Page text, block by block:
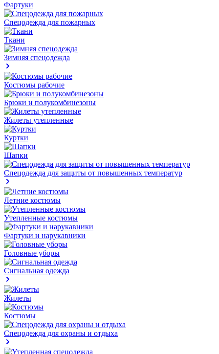
Фартуки
Спецодежда для пожарных
Ткани
Зимняя спецодежда
Костюмы рабочие
Брюки и полукомбинезоны
Жилеты утепленные
Куртки
Шапки
Спецодежда для защиты от повышенных температур
Летние костюмы
Утепленные костюмы
Фартуки и нарукавники
Головные уборы
Сигнальная одежда
Жилеты
Костюмы
Спецодежда для охраны и отдыха